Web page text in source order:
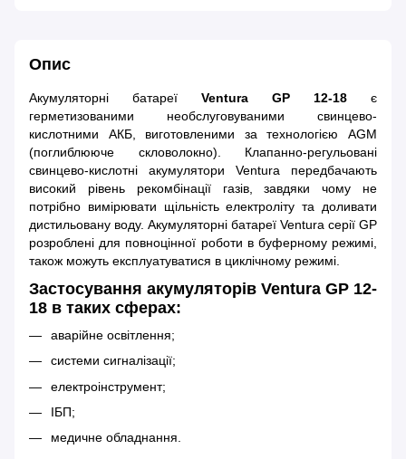
Опис
Акумуляторні батареї Ventura GP 12-18 є
герметизованими необслуговуваними свинцево-
кислотними АКБ, виготовленими за технологією AGM
(поглиблююче скловолокно). Клапанно-регульовані
свинцево-кислотні акумулятори Ventura передбачають
високий рівень рекомбінації газів, завдяки чому не
потрібно вимірювати щільність електроліту та доливати
дистильовану воду. Акумуляторні батареї Ventura серії GP
розроблені для повноцінної роботи в буферному режимі,
також можуть експлуатуватися в циклічному режимі.
Застосування акумуляторів Ventura GP 12-
18 в таких сферах:
аварійне освітлення;
системи сигналізації;
електроінструмент;
ІБП;
медичне обладнання.